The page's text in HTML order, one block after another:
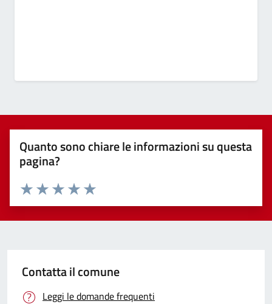
Quanto sono chiare le informazioni su questa
pagina?
Valuta 5 stelle su 5
Valuta 4 stelle su 5
Valuta 3 stelle su 5
Valuta 2 stelle su 5
Valuta 1 stelle su 5
Contatta il comune
Leggi le domande frequenti